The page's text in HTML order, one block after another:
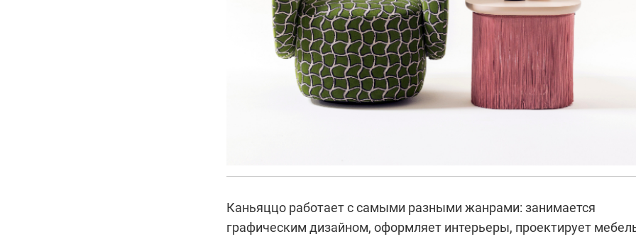
Каньяццо работает с самыми разными жанрами: занимается
графическим дизайном, оформляет интерьеры, проектирует